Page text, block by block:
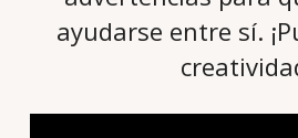
ayudarse entre sí.